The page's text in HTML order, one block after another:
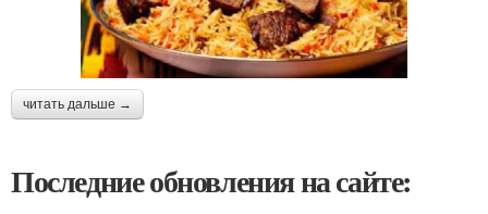
читать дальше →
Последние обновления на сайте: